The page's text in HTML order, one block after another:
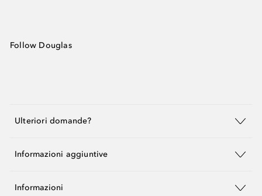
Follow Douglas
Ulteriori domande?
Informazioni aggiuntive
Informazioni